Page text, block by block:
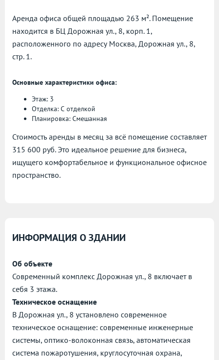
Аренда офиса общей площадью 263 м². Помещение
находится в БЦ Дорожная ул., 8, корп. 1,
расположенного по адресу Москва, Дорожная ул., 8,
стр. 1.
Основные характеристики офиса:
Этаж: 3
Отделка: С отделкой
Планировка: Смешанная
Стоимость аренды в месяц за всё помещение составляет
315 600 руб. Это идеальное решение для бизнеса,
ищущего комфортабельное и функциональное офисное
пространство.
ИНФОРМАЦИЯ О ЗДАНИИ
Об объекте
Современный комплекс Дорожная ул., 8 включает в
себя 3 этажа.
Техническое оснащение
В Дорожная ул., 8 установлено современное
техническое оснащение: современные инженерные
системы, оптико-волоконная связь, автоматическая
система пожаротушения, круглосуточная охрана,